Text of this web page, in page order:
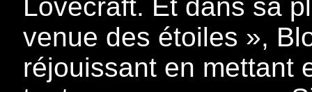
Lovecraft. Et dans sa
venue des étoiles »,
réjouissant en mettant